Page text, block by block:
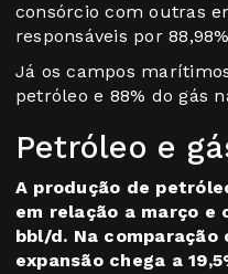
consórcio com outras
responsáveis por
Já os campos
petróleo e 88% do gás
Petróleo e
A produção de
em relação a março e
bbl/d. Na comparação
expansão chega a